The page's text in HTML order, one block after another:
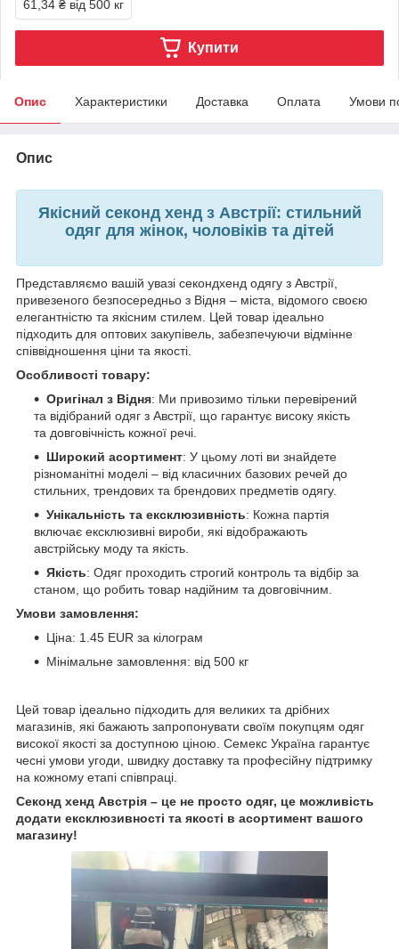
61,34 ₴ від 500 кг
Купити
Опис Характеристики Доставка Оплата Умови
Опис
Якісний секонд хенд з Австрії: стильний
одяг для жінок, чоловіків та дітей
Представляємо вашій увазі секондхенд одягу з Австрії,
привезеного безпосередньо з Відня – міста, відомого своєю
елегантністю та якісним стилем. Цей товар ідеально
підходить для оптових закупівель, забезпечуючи відмінне
співвідношення ціни та якості.
Особливості товару:
Оригінал з Відня: Ми привозимо тільки перевірений
та відібраний одяг з Австрії, що гарантує високу якість
та довговічність кожної речі.
Широкий асортимент: У цьому лоті ви знайдете
різноманітні моделі – від класичних базових речей до
стильних, трендових та брендових предметів одягу.
Унікальність та ексклюзивність: Кожна партія
включає ексклюзивні вироби, які відображають
австрійську моду та якість.
Якість: Одяг проходить строгий контроль та відбір за
станом, що робить товар надійним та довговічним.
Умови замовлення:
Ціна: 1.45 EUR за кілограм
Мінімальне замовлення: від 500 кг
Цей товар ідеально підходить для великих та дрібних
магазинів, які бажають запропонувати своїм покупцям одяг
високої якості за доступною ціною. Семекс Україна гарантує
чесні умови угоди, швидку доставку та професійну підтримку
на кожному етапі співпраці.
Секонд хенд Австрія – це не просто одяг, це можливість
додати ексклюзивності та якості в асортимент вашого
магазину!